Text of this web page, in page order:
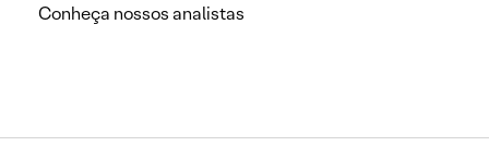
Conheça nossos analistas